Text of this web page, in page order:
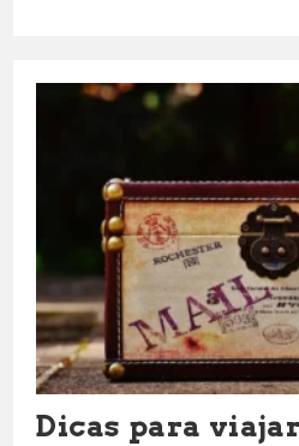
Dicas para